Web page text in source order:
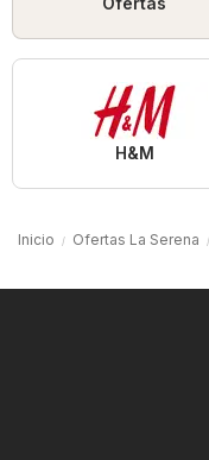
H&M
Inicio Ofertas La Serena